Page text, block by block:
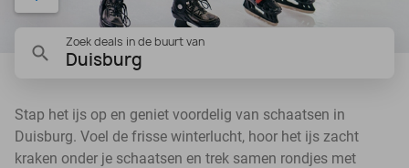
Zoek deals in de buurt van
Duisburg
Stap het ijs op en geniet voordelig van schaatsen in
Duisburg. Voel de frisse winterlucht, hoor het ijs zacht
kraken onder je schaatsen en trek samen rondjes met